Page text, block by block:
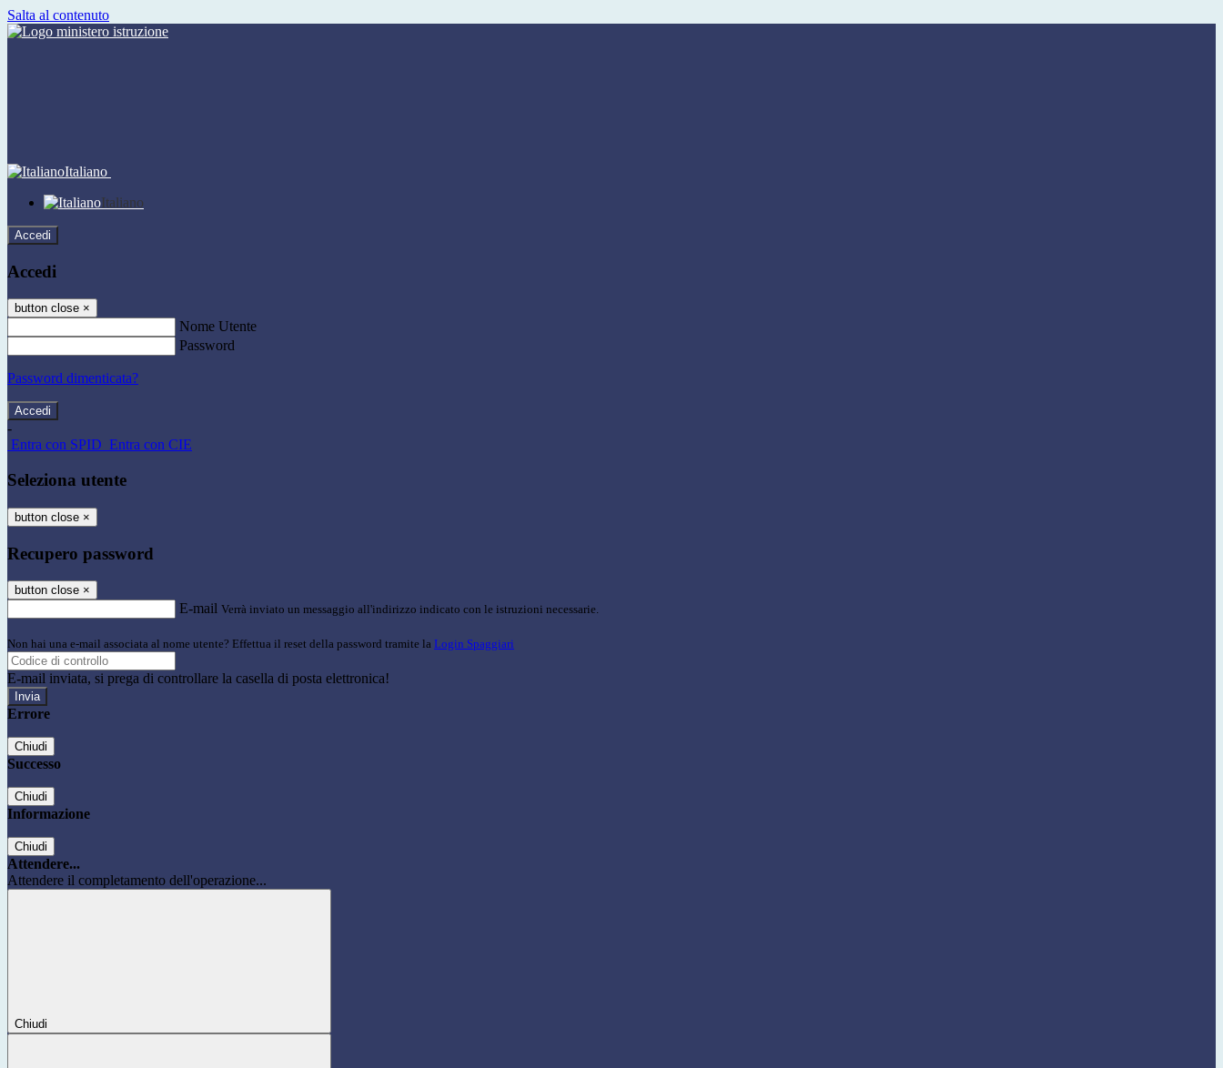
Salta al contenuto
Italiano
Italiano
Accedi
Accedi
button close ×
Nome Utente
Password
Password dimenticata?
-
Entra con SPID Entra con CIE
Seleziona utente
button close ×
Recupero password
button close ×
E-mail Verrà inviato un messaggio all'indirizzo indicato con le istruzioni necessarie.
Non hai una e-mail associata al nome utente? Effettua il reset della password tramite la Login Spaggiari
E-mail inviata, si prega di controllare la casella di posta elettronica!
Errore
Chiudi
Successo
Chiudi
Informazione
Chiudi
Attendere...
Attendere il completamento dell'operazione...
Chiudi